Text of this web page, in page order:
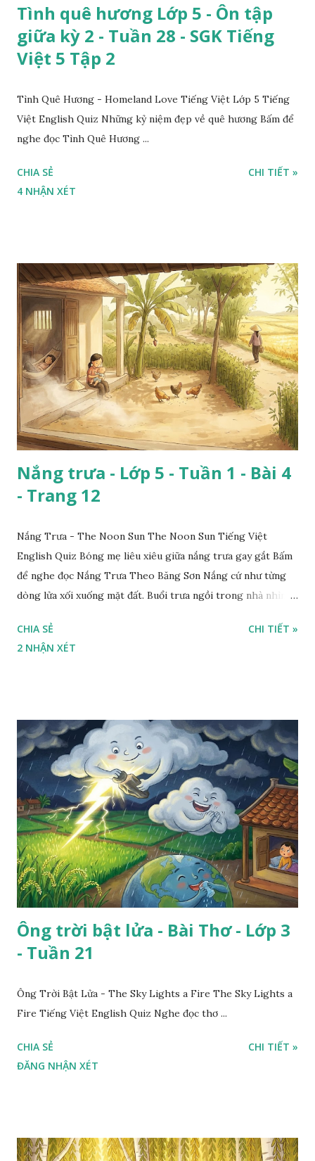
Tình quê hương Lớp 5 - Ôn tập
giữa kỳ 2 - Tuần 28 - SGK Tiếng
Việt 5 Tập 2
Tình Quê Hương - Homeland Love Tiếng Việt Lớp 5 Tiếng
Việt English Quiz Những kỷ niệm đẹp về quê hương Bấm để
nghe đọc Tình Quê Hương ...
CHIA SẺ
4 NHẬN XÉT
CHI TIẾT »
Nắng trưa - Lớp 5 - Tuần 1 - Bài 4
- Trang 12
Nắng Trưa - The Noon Sun The Noon Sun Tiếng Việt
English Quiz Bóng mẹ liêu xiêu giữa nắng trưa gay gắt Bấm
để nghe đọc Nắng Trưa Theo Băng Sơn Nắng cứ như từng
dòng lửa xối xuống mặt đất. Buổi trưa ngồi trong nhà nhìn
CHIA SẺ
2 NHẬN XÉT
CHI TIẾT »
Ông trời bật lửa - Bài Thơ - Lớp 3
- Tuần 21
Ông Trời Bật Lửa - The Sky Lights a Fire The Sky Lights a
Fire Tiếng Việt English Quiz Nghe đọc thơ ...
CHIA SẺ
ĐĂNG NHẬN XÉT
CHI TIẾT »